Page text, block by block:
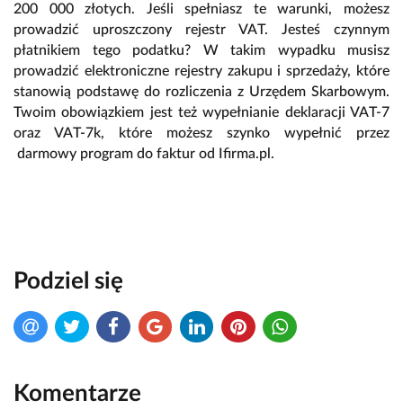
200 000 złotych. Jeśli spełniasz te warunki, możesz
prowadzić uproszczony rejestr VAT. Jesteś czynnym
płatnikiem tego podatku? W takim wypadku musisz
prowadzić elektroniczne rejestry zakupu i sprzedaży, które
stanowią podstawę do rozliczenia z Urzędem Skarbowym.
Twoim obowiązkiem jest też wypełnianie deklaracji VAT-7
oraz VAT-7k, które możesz szynko wypełnić przez
darmowy program do faktur od Ifirma.pl.
Podziel się
Komentarze